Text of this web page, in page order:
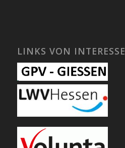
LINKS VON INTERESSE